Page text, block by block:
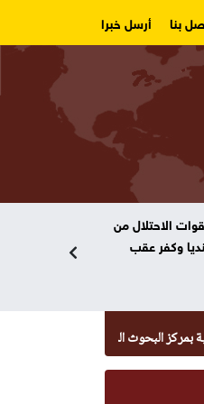
بنا أرسل خبرا
الاحتلال من
وكفر عقب
الدوائية والتشخيصية في عمان